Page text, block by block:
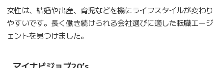
女性は、結婚や出産、育児などを機にライフスタイルが変わり
やすいです。長く働き続けられる会社選びに適した転職エージ
ェントを見つけました。